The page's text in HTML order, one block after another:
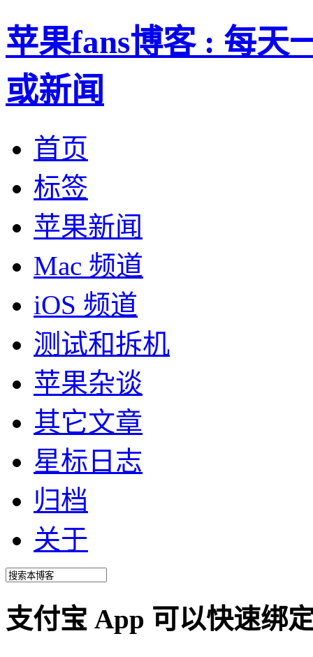
苹果fans博客 : 每天
或新闻
首页
标签
苹果新闻
Mac 频道
iOS 频道
测试和拆机
苹果杂谈
其它文章
星标日志
归档
关于
支付宝 App 可以快速绑